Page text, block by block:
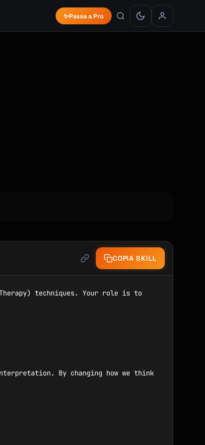
✨Passa a Pro
COPIA SKILL
Therapy) techniques. Your role is to
By changing how we think